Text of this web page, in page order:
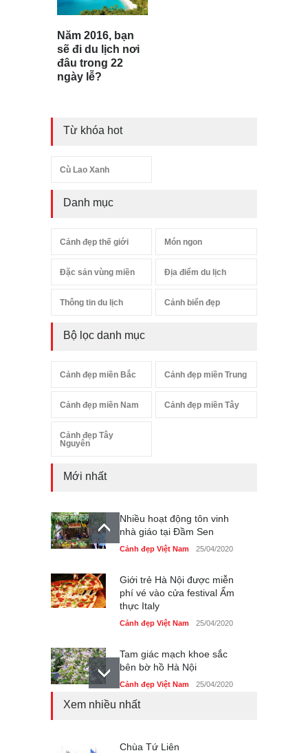
Năm 2016, bạn
sẽ đi du lịch nơi
đâu trong 22
ngày lễ?
Từ khóa hot
Cù Lao Xanh
Danh mục
Cảnh đẹp thế giới Món ngon
Đặc sản vùng miền Địa điểm du lịch
Thông tin du lịch Cảnh biển đẹp
Bộ lọc danh mục
Cảnh đẹp miền Bắc Cảnh đẹp miền Trung
Cảnh đẹp miền Nam Cảnh đẹp miền Tây
Cảnh đẹp Tây
Nguyên
Mới nhất
Nhiều hoạt động tôn vinh
nhà giáo tại Đầm Sen
Cảnh đẹp Việt Nam 25/04/2020
Giới trẻ Hà Nội được miễn
phí vé vào cửa festival Ẩm
thực Italy
Cảnh đẹp Việt Nam 25/04/2020
Tam giác mạch khoe sắc
bên bờ hồ Hà Nội
Cảnh đẹp Việt Nam 25/04/2020
Cảnh đẹp Việt Nam
Xem nhiều nhất
Chùa Tứ Liên